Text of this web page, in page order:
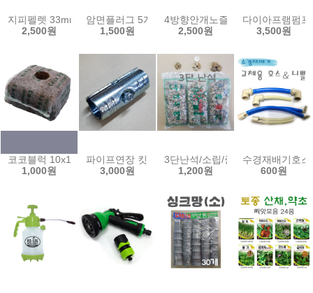
지피펠렛 33mm (10개) 44mm 피트 펠렛 모스 삽목 허브파종 압축 펠
2,500원
암면플러그 5개 키엠플러그 유알 그로단 암면 배지
1,500원
4방향안개노즐/상향식 하향식 안
2,500원
다이아프램펌
3,500원
코코블럭 10x10x7.5cm 압축코코피트 COCO블럭 수경재배 양액 배지
1,000원
파이프연장 킷 (28Ø용) 메탈조인트 행거 파이프 연
3,000원
3단난석/소립/중립/대립/휴가토난
1,200원
수경재배기호
600원